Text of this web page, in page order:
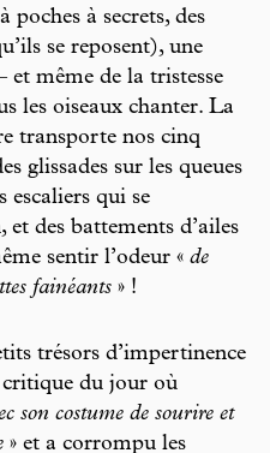
poches à secrets, des
se reposent), une
même de la tristesse
les oiseaux chanter. La
transporte nos cinq
glissades sur les queues
escaliers qui se
des battements d’ailes
sentir l’odeur « de
fainéants » !
trésors d’impertinence
critique du jour où
son costume de sourire et
» et a corrompu les